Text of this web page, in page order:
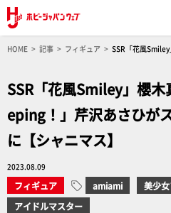
HOME 記事 フィギュア
SSR「花風
SSR「花風Smiley」櫻
eping！」芹沢あさひが
に【シャニマス】
2023.08.09
フィギュア amiami 美少
アイドルマスター